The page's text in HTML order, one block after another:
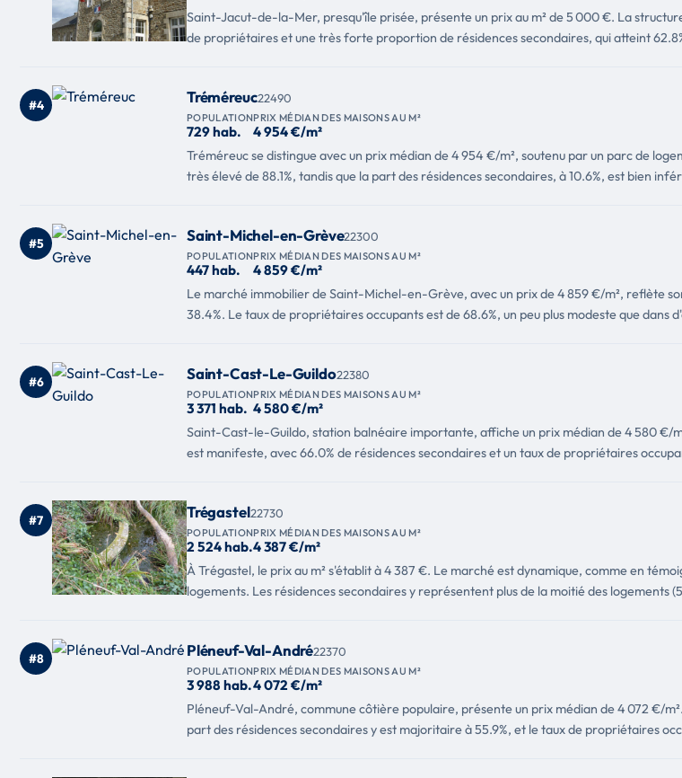
Saint-Jacut-de-la-Mer, presqu'île prisée, présente un prix au m² de 5 000 €. La
de propriétaires et une très forte proportion de résidences secondaires, qui atteint
#4 Tréméreuc22490
POPULATION
729 hab.
PRIX MÉDIAN DES MAISONS AU M²
4 954 €/m²
Tréméreuc se distingue avec un prix médian de 4 954 €/m², soutenu par un parc de
très élevé de 88.1%, tandis que la part des résidences secondaires, à 10.6%, est bien
#5 Saint-Michel-en-Grève22300
POPULATION
447 hab.
PRIX MÉDIAN DES MAISONS AU M²
4 859 €/m²
Le marché immobilier de Saint-Michel-en-Grève, avec un prix de 4 859 €/m², reflète
38.4%. Le taux de propriétaires occupants est de 68.6%, un peu plus modeste que dans
#6 Saint-Cast-Le-Guildo22380
POPULATION
3 371 hab.
PRIX MÉDIAN DES MAISONS AU M²
4 580 €/m²
Saint-Cast-le-Guildo, station balnéaire importante, affiche un prix médian de 4 580 €/
est manifeste, avec 66.0% de résidences secondaires et un taux de propriétaires
#7 Trégastel22730
POPULATION
2 524 hab.
PRIX MÉDIAN DES MAISONS AU M²
4 387 €/m²
À Trégastel, le prix au m² s'établit à 4 387 €. Le marché est dynamique, comme en
logements. Les résidences secondaires y représentent plus de la moitié des logements
#8 Pléneuf-Val-André22370
POPULATION
3 988 hab.
PRIX MÉDIAN DES MAISONS AU M²
4 072 €/m²
Pléneuf-Val-André, commune côtière populaire, présente un prix médian de 4 072 €/
part des résidences secondaires y est majoritaire à 55.9%, et le taux de propriétaires